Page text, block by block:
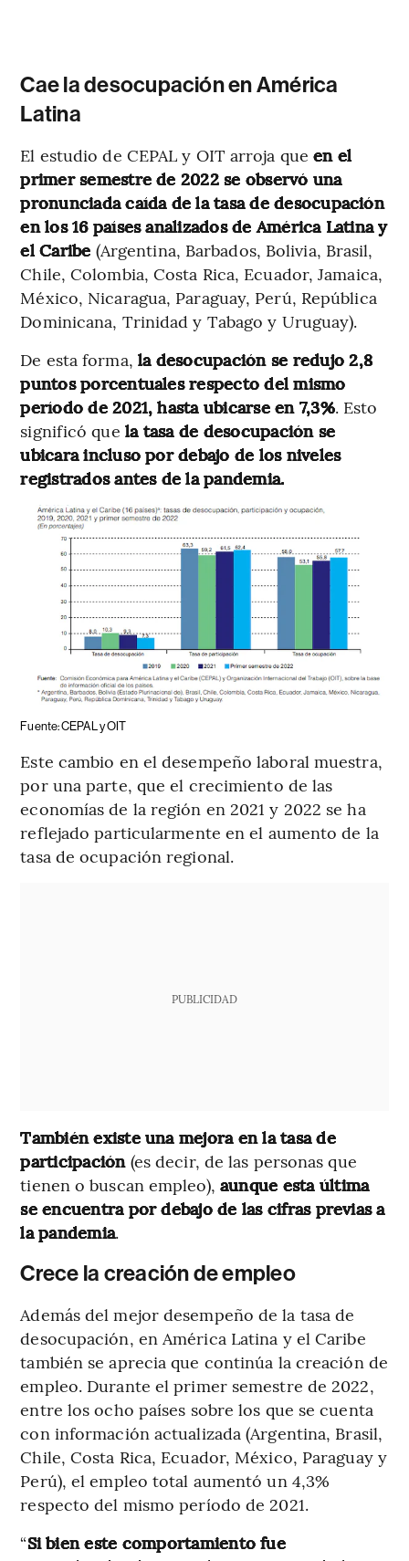
Cae la desocupación en América
Latina
El estudio de CEPAL y OIT arroja queen el
primer semestre de 2022 se observó una
pronunciada caída de la tasa de desocupación
en los 16 países analizados de América Latina y
el Caribe (Argentina, Barbados, Bolivia, Brasil,
Chile, Colombia, Costa Rica, Ecuador, Jamaica,
México, Nicaragua, Paraguay, Perú, República
Dominicana, Trinidad y Tabago y Uruguay).
De esta forma, la desocupación se redujo 2,8
puntos porcentuales respecto del mismo
período de 2021, hasta ubicarse en 7,3%. Esto
significó que la tasa de desocupación se
ubicara incluso por debajo de los niveles
registrados antes de la pandemia.
Fuente: CEPAL y OIT
Este cambio en el desempeño laboral muestra,
por una parte, que el crecimiento de las
economías de la región en 2021 y 2022 se ha
reflejado particularmente en el aumento de la
tasa de ocupación regional.
PUBLICIDAD
También existe una mejora en la tasa de
participación (es decir, de las personas que
tienen o buscan empleo), aunque esta última
se encuentra por debajo de las cifras previas a
la pandemia.
Crece la creación de empleo
Además del mejor desempeño de la tasa de
desocupación, en América Latina y el Caribe
también se aprecia que continúa la creación de
empleo. Durante el primer semestre de 2022,
entre los ocho países sobre los que se cuenta
con información actualizada (Argentina, Brasil,
Chile, Costa Rica, Ecuador, México, Paraguay y
Perú), el empleo total aumentó un 4,3%
respecto del mismo período de 2021.
“Si bien este comportamiento fue